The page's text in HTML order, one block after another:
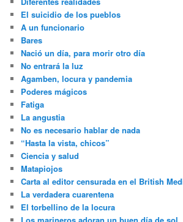
El suicidio de los pueblos
A un funcionario
Bares
Nació un día, para morir otro día
No entrará la luz
Agamben, locura y pandemia
Poderes mágicos
Fatiga
La angustia
No es necesario hablar de nada
“Hasta la vista, chicos”
Ciencia y salud
Matapiojos
Carta al editor censurada en el British
La verdadera cuarentena
El torbellino de la locura